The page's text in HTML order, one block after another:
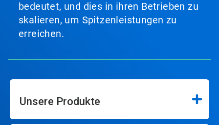
bedeutet, und dies in ihren Betrieben zu
skalieren, um Spitzenleistungen zu
erreichen.
Unsere Produkte